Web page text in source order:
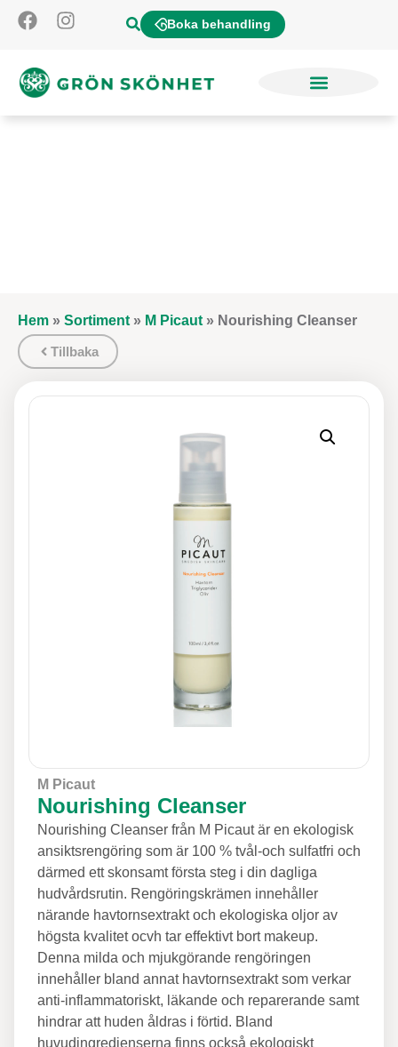
Boka behandling
Tillbaka
Hem » Sortiment » M Picaut » Nourishing Cleanser
M Picaut
Nourishing Cleanser
Nourishing Cleanser från M Picaut är en ekologisk
ansiktsrengöring som är 100 % tvål-och sulfatfri och
därmed ett skonsamt första steg i din dagliga
hudvårdsrutin. Rengöringskrämen innehåller
närande havtornsextrakt och ekologiska oljor av
högsta kvalitet ocvh tar effektivt bort makeup.
Denna milda och mjukgörande rengöringen
innehåller bland annat havtornsextrakt som verkar
anti-inflammatoriskt, läkande och reparerande samt
hindrar att huden åldras i förtid. Bland
huvudingredienserna finns också ekologiskt